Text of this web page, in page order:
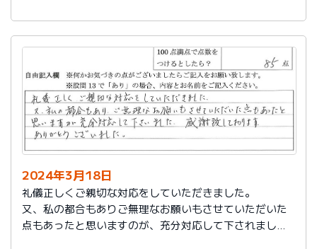
います。
色々とお世話になりありがとうございました。
2024年3月18日
礼儀正しくご親切な対応をしていただきました。
又、私の都合もありご無理なお願いもさせていただいた
点もあったと思いますのが、充分対応して下されまし